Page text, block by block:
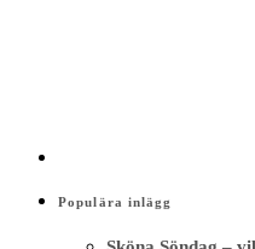
Populära inlägg